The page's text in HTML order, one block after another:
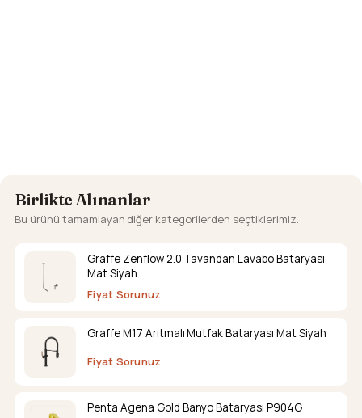
Birlikte Alınanlar
Bu ürünü tamamlayan diğer kategorilerden seçtiklerimiz.
Graffe Zenflow 2.0 Tavandan Lavabo Bataryası
Mat Siyah
Fiyat Sorunuz
Graffe M17 Arıtmalı Mutfak Bataryası Mat Siyah
Fiyat Sorunuz
Penta Agena Gold Banyo Bataryası P904G